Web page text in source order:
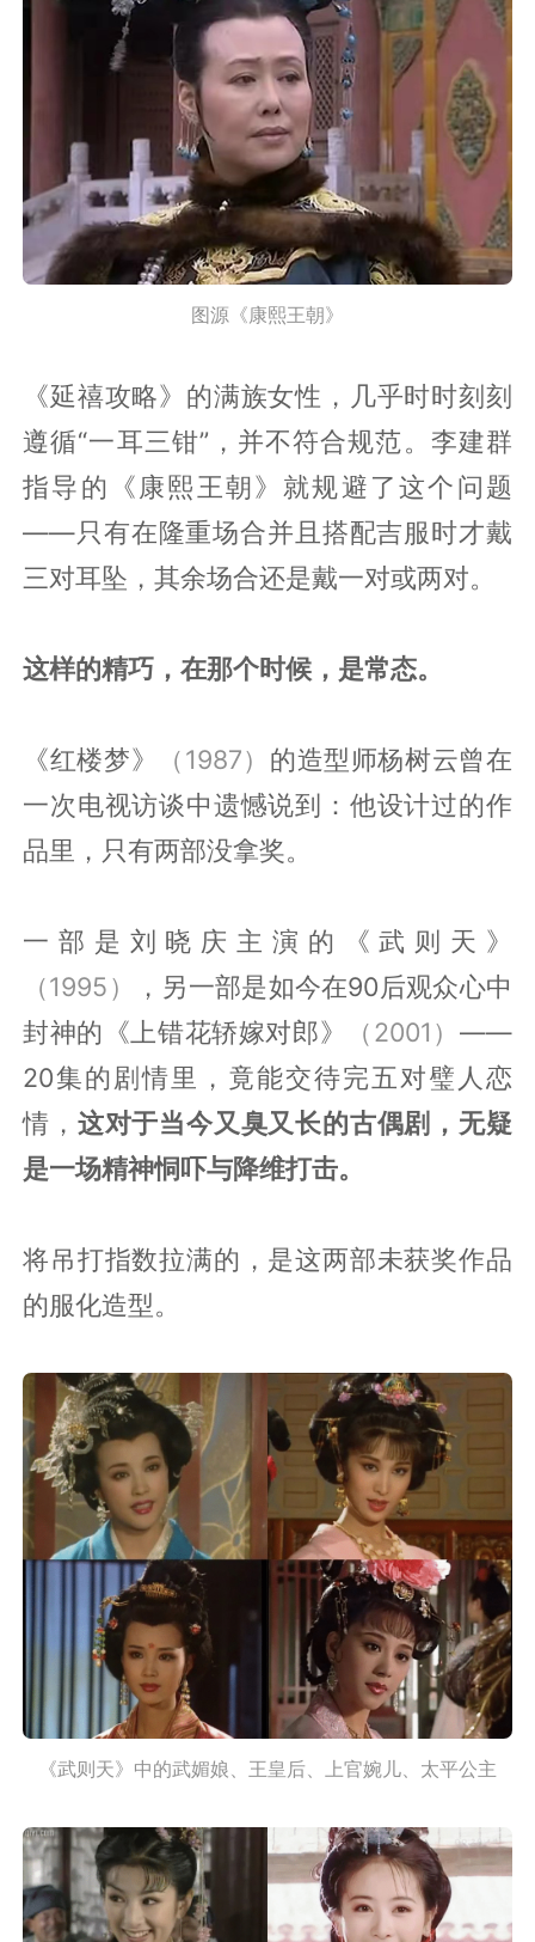
图源《康熙王朝》
《延禧攻略》的满族女性，几乎时时刻刻
遵循“一耳三钳”，并不符合规范。李建群
指导的《康熙王朝》就规避了这个问题
——只有在隆重场合并且搭配吉服时才戴
三对耳坠，其余场合还是戴一对或两对。
这样的精巧，在那个时候，是常态。
《红楼梦》 （1987） 的造型师杨树云曾在
一次电视访谈中遗憾说到：他设计过的作
品里，只有两部没拿奖。
一部是刘晓庆主演的《武则天》
（1995）
，另一部是如今在90后观众心中
封神的《上错花轿嫁对郎》
（2001） ——
20集的剧情里，竟能交待完五对璧人恋
情， 这对于当今又臭又长的古偶剧，无疑
是一场精神恫吓与降维打击。
将吊打指数拉满的，是这两部未获奖作品
的服化造型。
《武则天》中的武媚娘、王皇后、上官婉儿、太平公主